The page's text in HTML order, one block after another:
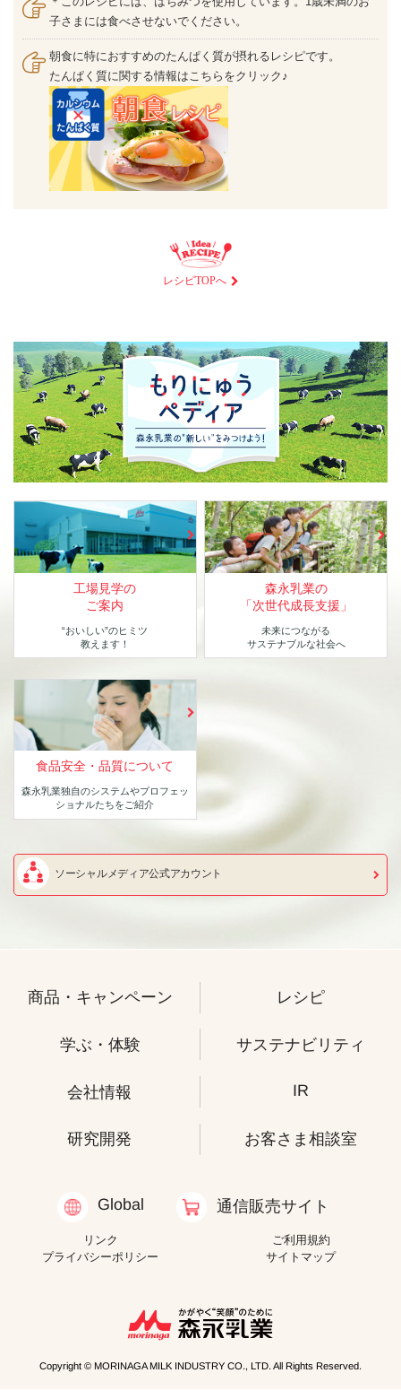
子さまには食べさせないでください。
朝食に特におすすめのたんぱく質が摂れるレシピです。
たんぱく質に関する情報はこちらをクリック♪
レシピTOPへ
工場見学の
ご案内
“おいしい”のヒミツ
教えます！
森永乳業の
「次世代成長支援」
未来につながる
サステナブルな社会へ
食品安全・品質について
森永乳業独自のシステムやプロフェッ
ショナルたちをご紹介
ソーシャルメディア公式アカウント
商品・キャンペーン レシピ
学ぶ・体験 サステナビリティ
会社情報 IR
研究開発 お客さま相談室
Global 通信販売サイト
リンク
ご利用規約
プライバシーポリシー
サイトマップ
Copyright © MORINAGA MILK INDUSTRY CO., LTD. All Rights Reserved.